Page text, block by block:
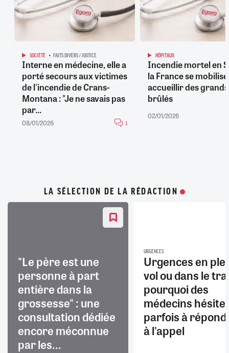
SOCIÉTÉ FAITS DIVERS / JUSTICE
Interne en médecine, elle a
porté secours aux victimes
de l'incendie de Crans-
Montana : "Je ne savais pas
par...
08/01/2026 1
HÔPITAUX
Incendie mortel en
la France se
accueillir des grands
brûlés
02/01/2026
LA SÉLECTION DE LA RÉDACTION
"Le père est une
personne à part
entière dans la
grossesse" : une
consultation dédiée
encore méconnue
par les...
URGENCES
Urgences en
vol ou dans le
pourquoi des
médecins
parfois à
à l'appel